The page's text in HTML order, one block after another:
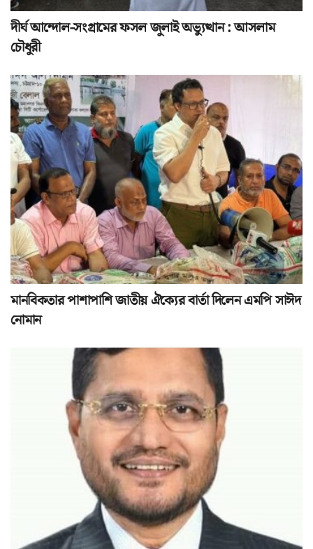
দীর্ঘ আন্দোল-সংগ্রামের ফসল জুলাই অভ্যুত্থান : আসলাম
চৌধুরী
মানবিকতার পাশাপাশি জাতীয় ঐক্যের বার্তা দিলেন এমপি সাঈদ
নোমান